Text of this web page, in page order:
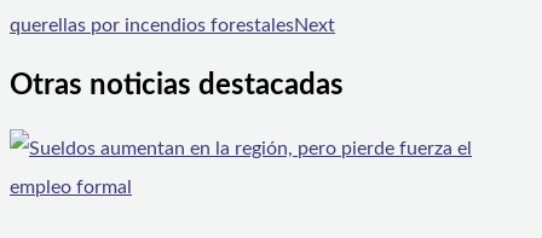
querellas por incendios forestalesNext
Otras noticias destacadas